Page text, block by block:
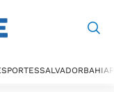
SALVADORBAHIA